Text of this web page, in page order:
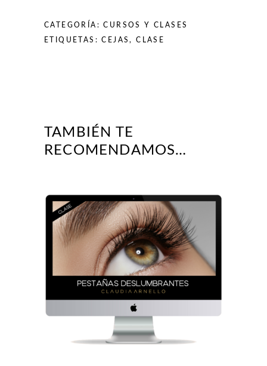
CATEGORÍA:CURSOS Y CLASES
ETIQUETAS:CEJAS,CLASE
TAMBIÉN TE
RECOMENDAMOS…